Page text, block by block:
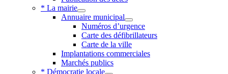
* La mairie
Annuaire municipal
Numéros d’urgence
Carte des défibrillateurs
Carte de la ville
Implantations commerciales
Marchés publics
* Démocratie locale